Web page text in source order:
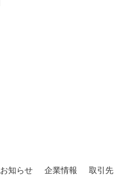
お知らせ 企業情報 取引先